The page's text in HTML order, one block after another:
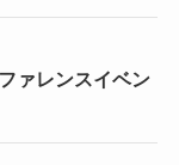
ァレンスイベン